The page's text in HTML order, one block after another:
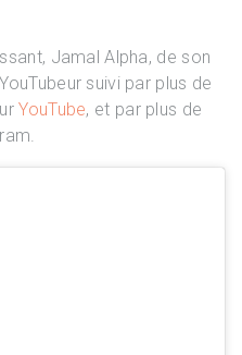
Jamal Alpha, de son
suivi par plus de
YouTube, et par plus de